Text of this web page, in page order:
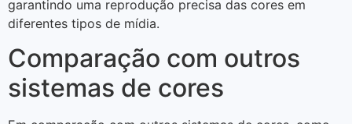
garantindo uma reprodução precisa das cores em
diferentes tipos de mídia.
Comparação com outros
sistemas de cores